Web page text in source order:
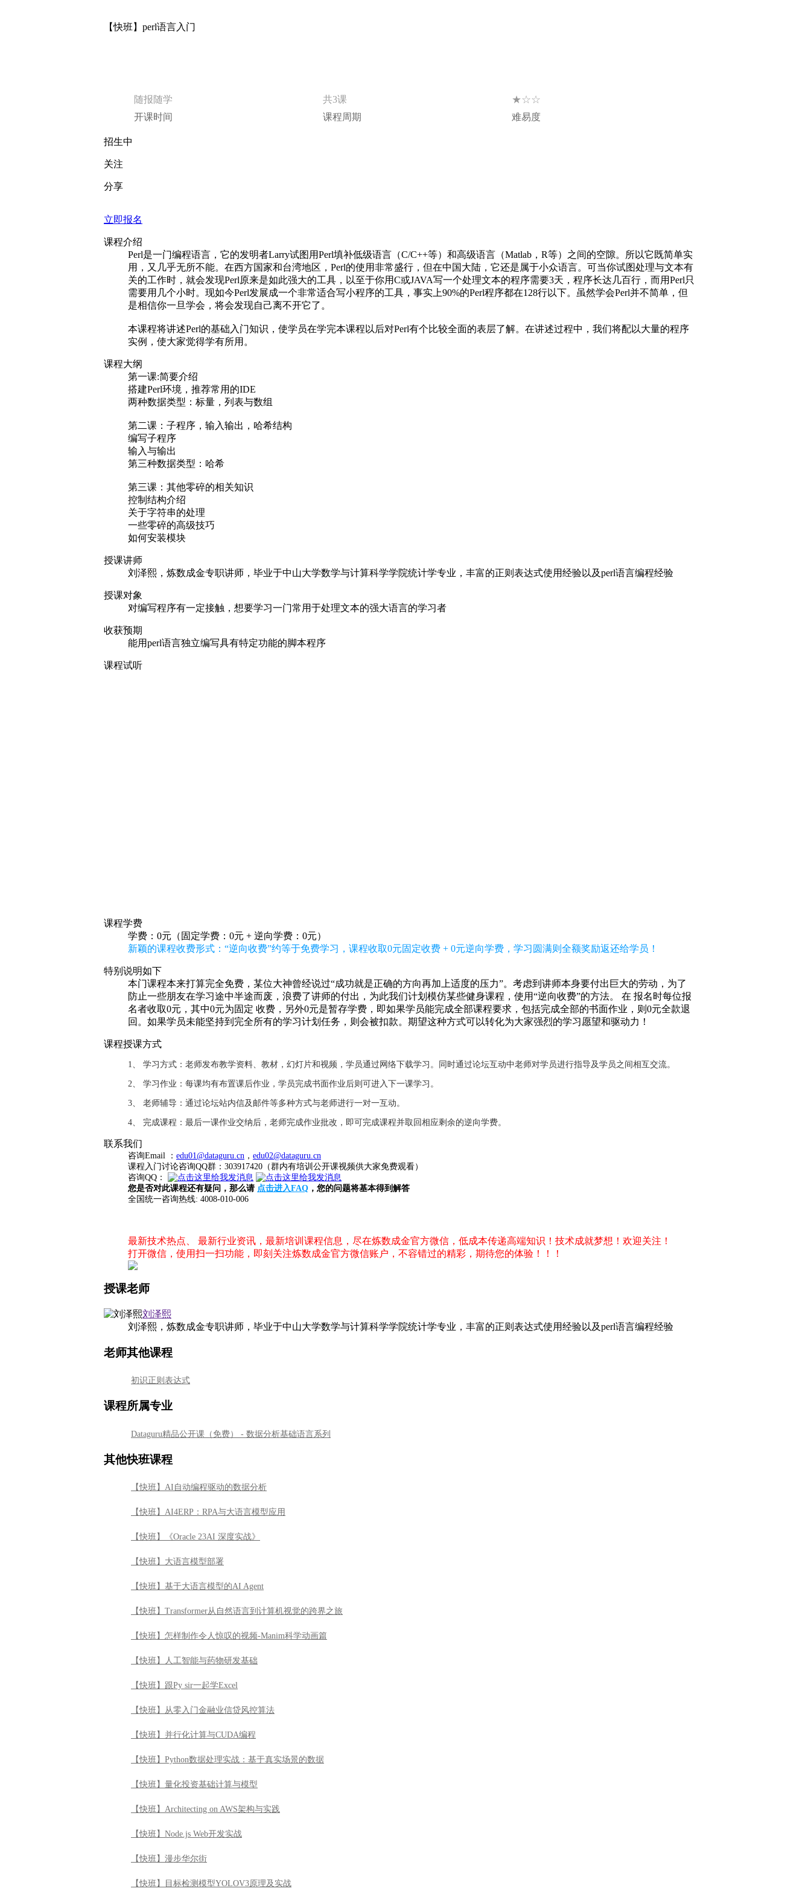
【快班】perl语言入门
随报随学 共3课 ★☆☆
开课时间 课程周期 难易度
招生中
关注
分享
立即报名
课程介绍
Perl是一门编程语言，它的发明者Larry试图用Perl填补低级语言（C/C++等）和高级语言（Matlab，R等）之间的空隙。所以它既简单实
用，又几乎无所不能。在西方国家和台湾地区，Perl的使用非常盛行，但在中国大陆，它还是属于小众语言。可当你试图处理与文本有
关的工作时，就会发现Perl原来是如此强大的工具，以至于你用C或JAVA写一个处理文本的程序需要3天，程序长达几百行，而用Perl只
需要用几个小时。现如今Perl发展成一个非常适合写小程序的工具，事实上90%的Perl程序都在128行以下。虽然学会Perl并不简单，但
是相信你一旦学会，将会发现自己离不开它了。
本课程将讲述Perl的基础入门知识，使学员在学完本课程以后对Perl有个比较全面的表层了解。在讲述过程中，我们将配以大量的程序
实例，使大家觉得学有所用。
课程大纲
第一课:简要介绍
搭建Perl环境，推荐常用的IDE
两种数据类型：标量，列表与数组
第二课：子程序，输入输出，哈希结构
编写子程序
输入与输出
第三种数据类型：哈希
第三课：其他零碎的相关知识
控制结构介绍
关于字符串的处理
一些零碎的高级技巧
如何安装模块
授课讲师
刘泽熙，炼数成金专职讲师，毕业于中山大学数学与计算科学学院统计学专业，丰富的正则表达式使用经验以及perl语言编程经验
授课对象
对编写程序有一定接触，想要学习一门常用于处理文本的强大语言的学习者
收获预期
能用perl语言独立编写具有特定功能的脚本程序
课程试听
课程学费
学费：0元（固定学费：0元 + 逆向学费：0元）
新颖的课程收费形式：“逆向收费”约等于免费学习，课程收取0元固定收费 + 0元逆向学费，学习圆满则全额奖励返还给学员！
特别说明如下
本门课程本来打算完全免费，某位大神曾经说过“成功就是正确的方向再加上适度的压力”。考虑到讲师本身要付出巨大的劳动，为了
防止一些朋友在学习途中半途而废，浪费了讲师的付出，为此我们计划模仿某些健身课程，使用“逆向收费”的方法。 在 报名时每位报
名者收取0元，其中0元为固定 收费，另外0元是暂存学费，即如果学员能完成全部课程要求，包括完成全部的书面作业，则0元全款退
回。如果学员未能坚持到完全所有的学习计划任务，则会被扣款。期望这种方式可以转化为大家强烈的学习愿望和驱动力！
课程授课方式
1、 学习方式：老师发布教学资料、教材，幻灯片和视频，学员通过网络下载学习。同时通过论坛互动中老师对学员进行指导及学员之间相互交流。
2、 学习作业：每课均有布置课后作业，学员完成书面作业后则可进入下一课学习。
3、 老师辅导：通过论坛站内信及邮件等多种方式与老师进行一对一互动。
4、 完成课程：最后一课作业交纳后，老师完成作业批改，即可完成课程并取回相应剩余的逆向学费。
联系我们
咨询Email ： edu01@dataguru.cn ， edu02@dataguru.cn
课程入门讨论咨询QQ群：303917420（群内有培训公开课视频供大家免费观看）
咨询QQ：
您是否对此课程还有疑问，那么请 点击进入FAQ ，您的问题将基本得到解答
全国统一咨询热线: 4008-010-006
最新技术热点、 最新行业资讯，最新培训课程信息，尽在炼数成金官方微信，低成本传递高端知识！技术成就梦想！欢迎关注！
打开微信，使用扫一扫功能，即刻关注炼数成金官方微信账户，不容错过的精彩，期待您的体验！！！
授课老师
刘泽熙
刘泽熙，炼数成金专职讲师，毕业于中山大学数学与计算科学学院统计学专业，丰富的正则表达式使用经验以及perl语言编程经验
老师其他课程
初识正则表达式
课程所属专业
Dataguru精品公开课（免费） - 数据分析基础语言系列
其他快班课程
【快班】AI自动编程驱动的数据分析
【快班】AI4ERP：RPA与大语言模型应用
【快班】《Oracle 23AI 深度实战》
【快班】大语言模型部署
【快班】基于大语言模型的AI Agent
【快班】Transformer从自然语言到计算机视觉的跨界之旅
【快班】怎样制作令人惊叹的视频-Manim科学动画篇
【快班】人工智能与药物研发基础
【快班】跟Py sir一起学Excel
【快班】从零入门金融业信贷风控算法
【快班】并行化计算与CUDA编程
【快班】Python数据处理实战：基于真实场景的数据
【快班】量化投资基础计算与模型
【快班】Architecting on AWS架构与实践
【快班】Node.js Web开发实战
【快班】漫步华尔街
【快班】目标检测模型YOLOV3原理及实战